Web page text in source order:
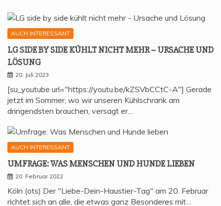
AUCH INTERESSANT
LG SIDE BY SIDE KÜHLT NICHT MEHR – URSA­CHE UND
LÖSUNG
20. Juli 2023
[su_youtube url="https://youtu.be/kZSVbCCtC-A"] Gerade
jetzt im Sommer, wo wir unseren Kühlschrank am
dringendsten brauchen, versagt er…
AUCH INTERESSANT
UMFRA­GE: WAS MEN­SCHEN UND HUN­DE LIEBEN
20. Februar 2022
Köln (ots) Der "Liebe-Dein-Haustier-Tag" am 20. Februar
richtet sich an alle, die etwas ganz Besonderes mit…